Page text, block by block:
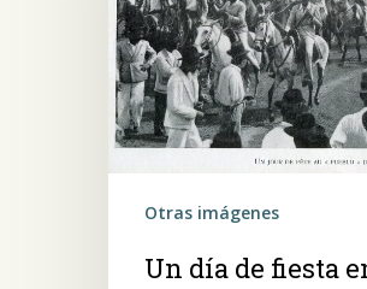
el
pueblo
de
San
Pedro
Otras imágenes
Un día de fiesta